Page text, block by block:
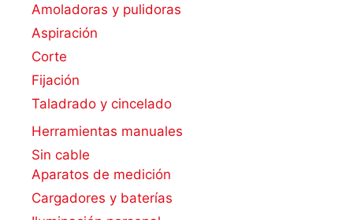
Amoladoras y pulidoras
Aspiración
Corte
Fijación
Taladrado y cincelado
Herramientas manuales
Sin cable
Aparatos de medición
Cargadores y baterías